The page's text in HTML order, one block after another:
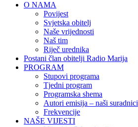
O NAMA
Povijest
Svjetska obitelj
Naše vrijednosti
Naš tim
Riječ urednika
Postani član obitelji Radio Marija
PROGRAM
Stupovi programa
Tjedni program
Programska shema
Autori emisija – naši suradnici
Frekvencije
NAŠE VIJESTI